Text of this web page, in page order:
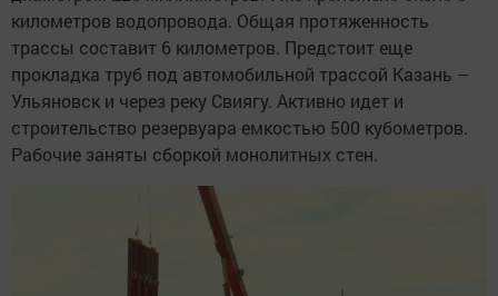
километров водопровода. Общая протяженность
трассы составит 6 километров. Предстоит еще
прокладка труб под автомобильной трассой Казань –
Ульяновск и через реку Свиягу. Активно идет и
строительство резервуара емкостью 500 кубометров.
Рабочие заняты сборкой монолитных стен.